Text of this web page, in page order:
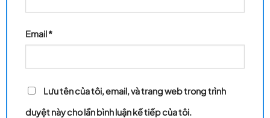
Email*
Lưu tên của tôi, email, và trang web trong trình
duyệt này cho lần bình luận kế tiếp của tôi.